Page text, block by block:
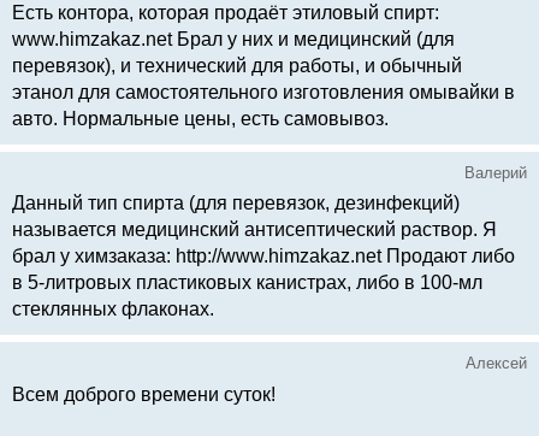
Есть контора, которая продаёт этиловый спирт:
www.himzakaz.net Брал у них и медицинский (для
перевязок), и технический для работы, и обычный
этанол для самостоятельного изготовления омывайки в
авто. Нормальные цены, есть самовывоз.
Валерий
Данный тип спирта (для перевязок, дезинфекций)
называется медицинский антисептический раствор. Я
брал у химзаказа: http://www.himzakaz.net Продают либо
в 5-литровых пластиковых канистрах, либо в 100-мл
стеклянных флаконах.
Алексей
Всем доброго времени суток!